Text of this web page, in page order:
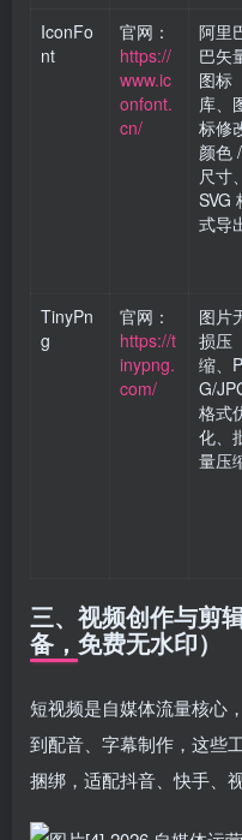
IconFo
nt
官网：
https://
www.ic
onfont.
cn/
阿里
巴矢
图标
库、
标修
颜色 /
尺寸、
SVG
式导
TinyPn
g
官网：
https://t
inypng.
com/
图片
损压
缩、
G/
格式
化、
量压
三、视频创作与剪
备，免费无水印）
短视频是自媒体流量核心
到配音、字幕制作，这些
捆绑，适配抖音、快手、